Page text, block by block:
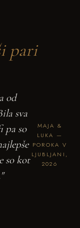
pari
od
sva
pa so
so kot
MAJA &
LUKA —
POROKA V
LJUBLJANI,
2026